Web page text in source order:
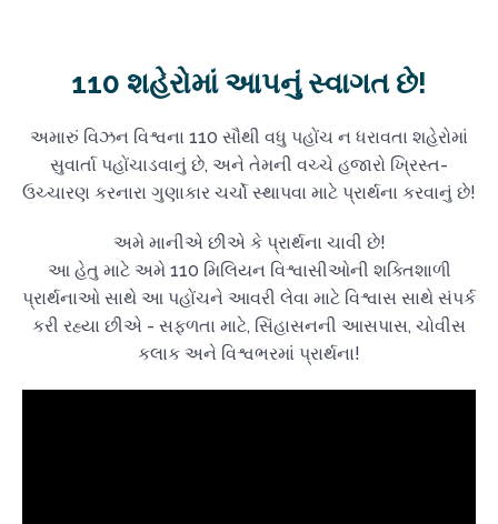
110 શહેરોમાં આપનું સ્વાગત છે!
અમારું વિઝન વિશ્વના 110 સૌથી વધુ પહોંચ ન ધરાવતા શહેરોમાં
સુવાર્તા પહોંચાડવાનું છે, અને તેમની વચ્ચે હજારો ખ્રિસ્ત-
ઉચ્ચારણ કરનારા ગુણાકાર ચર્ચો સ્થાપવા માટે પ્રાર્થના કરવાનું છે!
અમે માનીએ છીએ કે પ્રાર્થના ચાવી છે!
આ હેતુ માટે અમે 110 મિલિયન વિશ્વાસીઓની શક્તિશાળી
પ્રાર્થનાઓ સાથે આ પહોંચને આવરી લેવા માટે વિશ્વાસ સાથે સંપર્ક
કરી રહ્યા છીએ - સફળતા માટે, સિંહાસનની આસપાસ, ચોવીસ
કલાક અને વિશ્વભરમાં પ્રાર્થના!